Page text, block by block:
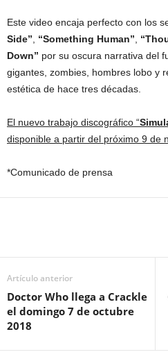
Este video encaja perfecto con los
Side”
“Something Human”
Down” por su oscura narrativa del
gigantes, zombies, hombres lobo y
estética de hace tres décadas.
El nuevo trabajo discográfico “
disponible a partir del próximo 9 de
*Comunicado de prensa
Artículo anterior
Doctor Who llega a Crackle
el domingo 7 de octubre
2018